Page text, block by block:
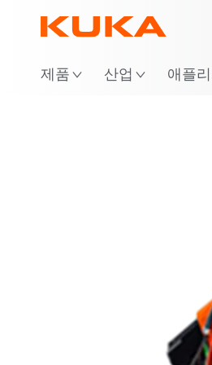
제품 산업 애플